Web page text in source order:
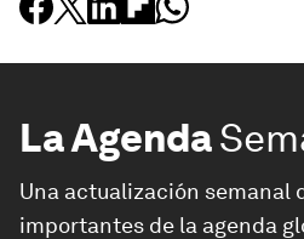
La Agenda
Una actualización semanal
importantes de la agenda